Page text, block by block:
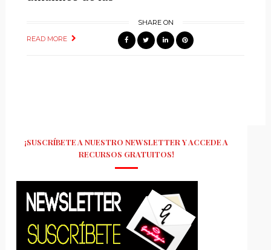
READ MORE
SHARE ON
¡SUSCRÍBETE A NUESTRO NEWSLETTER Y ACCEDE A
RECURSOS GRATUITOS!